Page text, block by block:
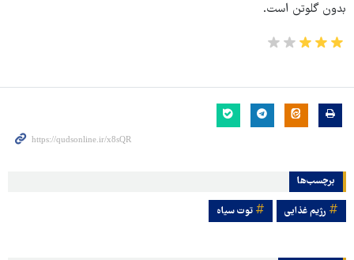
بدون گلوتن است.
برچسب‌ها
رژیم غذایی توت سیاه